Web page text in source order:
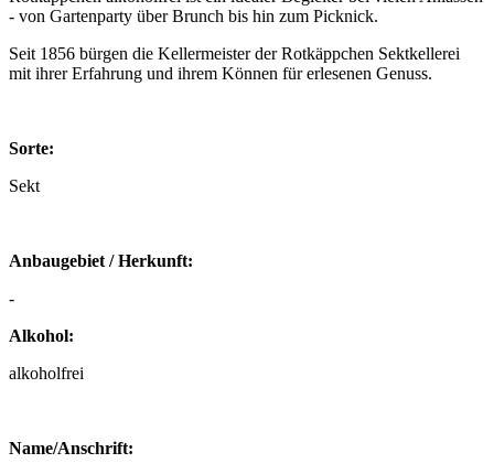
- von Gartenparty über Brunch bis hin zum Picknick.
Seit 1856 bürgen die Kellermeister der Rotkäppchen Sektkellerei
mit ihrer Erfahrung und ihrem Können für erlesenen Genuss.
Sorte:
Sekt
Anbaugebiet / Herkunft:
-
Alkohol:
alkoholfrei
Name/Anschrift: